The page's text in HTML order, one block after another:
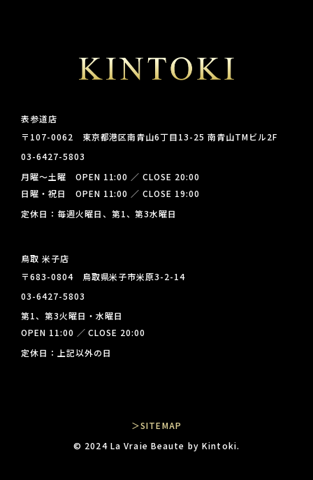
表参道店
〒107-0062 東京都港区南青山6丁目13-25 南青山TMビル2F
03-6427-5803
月曜～土曜 OPEN 11:00 ／ CLOSE 20:00
日曜・祝日 OPEN 11:00 ／ CLOSE 19:00
定休日：毎週火曜日、第1、第3水曜日
鳥取 米子店
〒683-0804 鳥取県米子市米原3-2-14
03-6427-5803
第1、第3火曜日・水曜日
OPEN 11:00 ／ CLOSE 20:00
定休日：上記以外の日
＞SITEMAP
© 2024 La Vraie Beaute by Kintoki.